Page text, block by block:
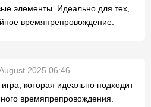
элементы. Идеально для тех,
времяпрепровождение.
2025 06:46
которая идеально подходит
времяпрепровождения.